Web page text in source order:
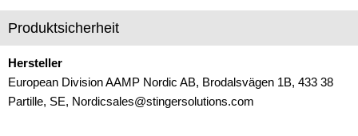
Produktsicherheit
Hersteller
European Division AAMP Nordic AB, Brodalsvägen 1B, 433 38
Partille, SE, Nordicsales@stingersolutions.com